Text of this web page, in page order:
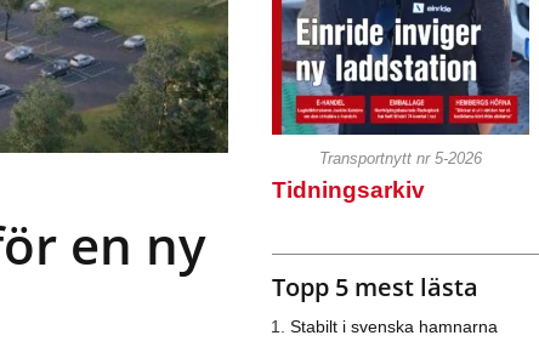
en ny
Transportnytt nr 5-2026
Tidningsarkiv
Topp 5 mest lästa
Stabilt i svenska hamnarna